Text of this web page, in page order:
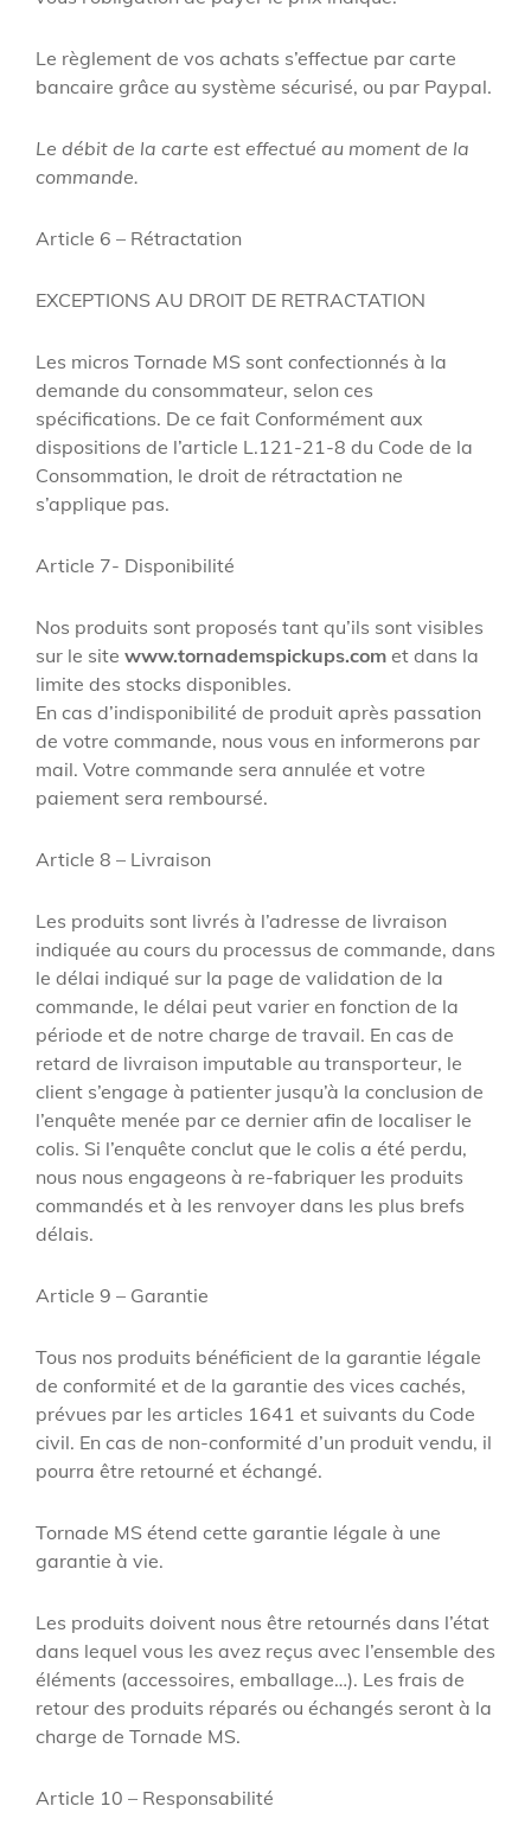
Le règlement de vos achats s’effectue par carte
bancaire grâce au système sécurisé, ou par Paypal.
Le débit de la carte est effectué au moment de la
commande.
Article 6 – Rétractation
EXCEPTIONS AU DROIT DE RETRACTATION
Les micros Tornade MS sont confectionnés à la
demande du consommateur, selon ces
spécifications. De ce fait Conformément aux
dispositions de l’article L.121-21-8 du Code de la
Consommation, le droit de rétractation ne
s’applique pas.
Article 7- Disponibilité
Nos produits sont proposés tant qu’ils sont visibles
sur le site www.tornademspickups.com et dans la
limite des stocks disponibles.
En cas d’indisponibilité de produit après passation
de votre commande, nous vous en informerons par
mail. Votre commande sera annulée et votre
paiement sera remboursé.
Article 8 – Livraison
Les produits sont livrés à l’adresse de livraison
indiquée au cours du processus de commande, dans
le délai indiqué sur la page de validation de la
commande, le délai peut varier en fonction de la
période et de notre charge de travail. En cas de
retard de livraison imputable au transporteur, le
client s’engage à patienter jusqu’à la conclusion de
l’enquête menée par ce dernier afin de localiser le
colis. Si l’enquête conclut que le colis a été perdu,
nous nous engageons à re-fabriquer les produits
commandés et à les renvoyer dans les plus brefs
délais.
Article 9 – Garantie
Tous nos produits bénéficient de la garantie légale
de conformité et de la garantie des vices cachés,
prévues par les articles 1641 et suivants du Code
civil. En cas de non-conformité d’un produit vendu, il
pourra être retourné et échangé.
Tornade MS étend cette garantie légale à une
garantie à vie.
Les produits doivent nous être retournés dans l’état
dans lequel vous les avez reçus avec l’ensemble des
éléments (accessoires, emballage…). Les frais de
retour des produits réparés ou échangés seront à la
charge de Tornade MS.
Article 10 – Responsabilité